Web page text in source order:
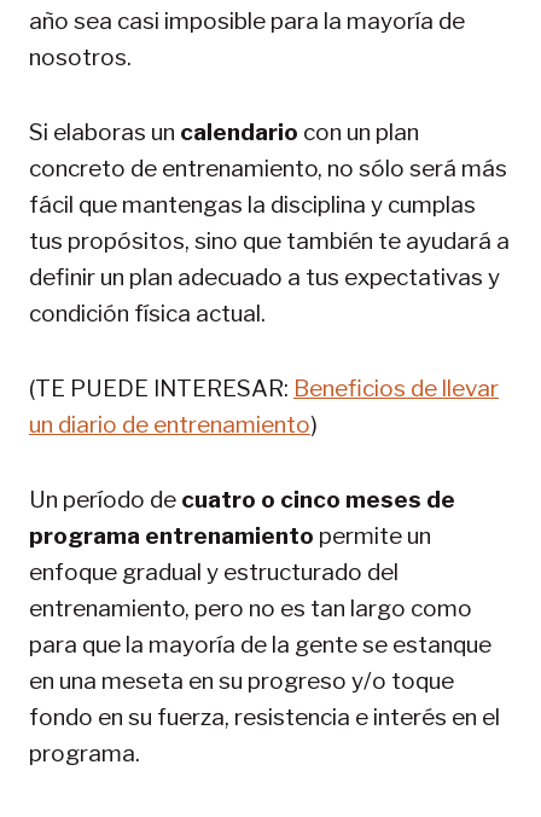
año sea casi imposible para la mayoría de
nosotros.
Si elaboras un calendario con un plan
concreto de entrenamiento, no sólo será más
fácil que mantengas la disciplina y cumplas
tus propósitos, sino que también te ayudará a
definir un plan adecuado a tus expectativas y
condición física actual.
(TE PUEDE INTERESAR: Beneficios de llevar
un diario de entrenamiento)
Un período de cuatro o cinco meses de
programa entrenamiento permite un
enfoque gradual y estructurado del
entrenamiento, pero no es tan largo como
para que la mayoría de la gente se estanque
en una meseta en su progreso y/o toque
fondo en su fuerza, resistencia e interés en el
programa.